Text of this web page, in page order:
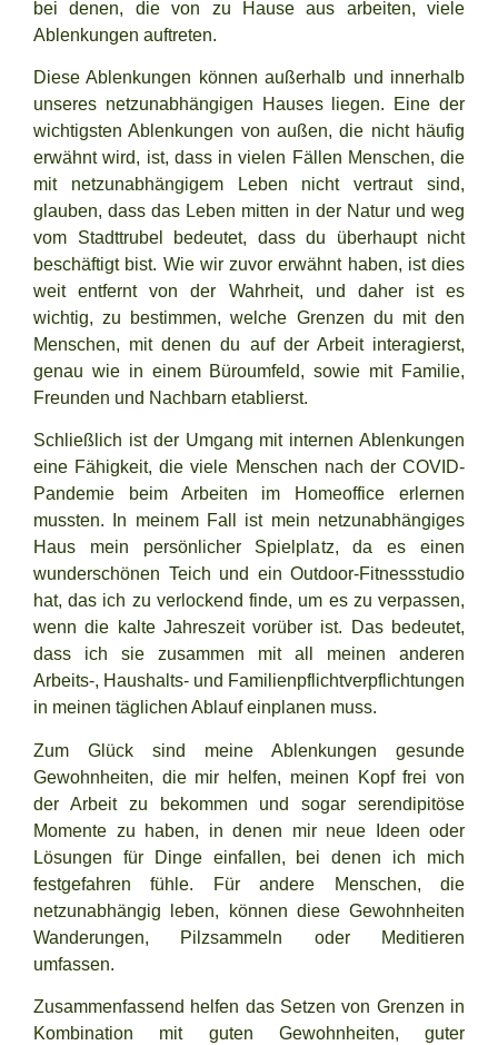
bei denen, die von zu Hause aus arbeiten, viele
Ablenkungen auftreten.
Diese Ablenkungen können außerhalb und innerhalb
unseres netzunabhängigen Hauses liegen. Eine der
wichtigsten Ablenkungen von außen, die nicht häufig
erwähnt wird, ist, dass in vielen Fällen Menschen, die
mit netzunabhängigem Leben nicht vertraut sind,
glauben, dass das Leben mitten in der Natur und weg
vom Stadttrubel bedeutet, dass du überhaupt nicht
beschäftigt bist. Wie wir zuvor erwähnt haben, ist dies
weit entfernt von der Wahrheit, und daher ist es
wichtig, zu bestimmen, welche Grenzen du mit den
Menschen, mit denen du auf der Arbeit interagierst,
genau wie in einem Büroumfeld, sowie mit Familie,
Freunden und Nachbarn etablierst.
Schließlich ist der Umgang mit internen Ablenkungen
eine Fähigkeit, die viele Menschen nach der COVID-
Pandemie beim Arbeiten im Homeoffice erlernen
mussten. In meinem Fall ist mein netzunabhängiges
Haus mein persönlicher Spielplatz, da es einen
wunderschönen Teich und ein Outdoor-Fitnessstudio
hat, das ich zu verlockend finde, um es zu verpassen,
wenn die kalte Jahreszeit vorüber ist. Das bedeutet,
dass ich sie zusammen mit all meinen anderen
Arbeits-, Haushalts- und Familienpflichtverpflichtungen
in meinen täglichen Ablauf einplanen muss.
Zum Glück sind meine Ablenkungen gesunde
Gewohnheiten, die mir helfen, meinen Kopf frei von
der Arbeit zu bekommen und sogar serendipitöse
Momente zu haben, in denen mir neue Ideen oder
Lösungen für Dinge einfallen, bei denen ich mich
festgefahren fühle. Für andere Menschen, die
netzunabhängig leben, können diese Gewohnheiten
Wanderungen, Pilzsammeln oder Meditieren
umfassen.
Zusammenfassend helfen das Setzen von Grenzen in
Kombination mit guten Gewohnheiten, guter